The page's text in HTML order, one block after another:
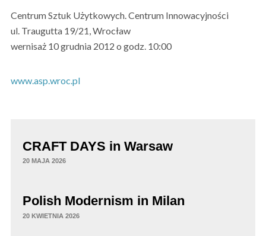
Centrum Sztuk Użytkowych. Centrum Innowacyjności
ul. Traugutta 19/21, Wrocław
wernisaż 10 grudnia 2012 o godz. 10:00
www.asp.wroc.pl
CRAFT DAYS in Warsaw
20 MAJA 2026
Polish Modernism in Milan
20 KWIETNIA 2026